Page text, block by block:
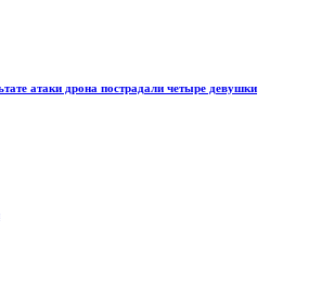
атаки дрона пострадали четыре девушки